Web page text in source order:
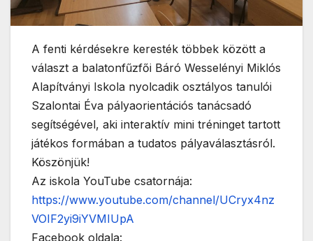
A fenti kérdésekre keresték többek között a
választ a balatonfűzfői Báró Wesselényi Miklós
Alapítványi Iskola nyolcadik osztályos tanulói
Szalontai Éva pályaorientációs tanácsadó
segítségével, aki interaktív mini tréninget tartott
játékos formában a tudatos pályaválasztásról.
Köszönjük!
Az iskola YouTube csatornája:
https://www.youtube.com/channel/UCryx4nz
VOIF2yi9iYVMIUpA
Facebook oldala: